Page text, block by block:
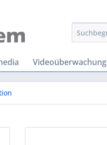
Videoüberwachung